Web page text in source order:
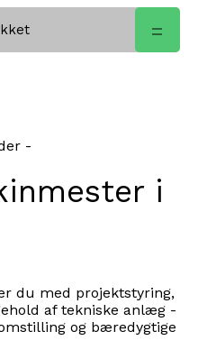
Open
-
i
du med projektstyring,
af tekniske anlæg -
og bæredygtige